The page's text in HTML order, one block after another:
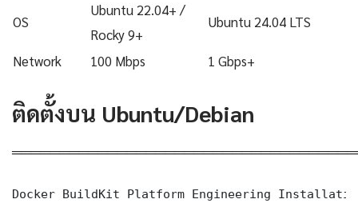
OS
Ubuntu 22.04+ /
Rocky 9+
Ubuntu 24.04 LTS
Network 100 Mbps 1 Gbps+
ติดตั้งบน Ubuntu/Debian
Docker BuildKit Platform Engineering